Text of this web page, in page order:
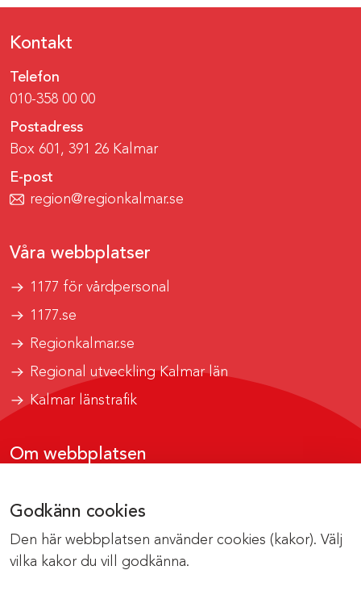
Godkänn cookies
Den här webbplatsen använder cookies (kakor). Välj
vilka kakor du vill godkänna.
Kontakt
Telefon
010-358 00 00
Postadress
Box 601, 391 26 Kalmar
E-post
region@regionkalmar.se
Våra webbplatser
1177 för vårdpersonal
1177.se
Regionkalmar.se
Regional utveckling Kalmar län
Kalmar länstrafik
Om webbplatsen
Om cookies
Kontakta webbredaktionen